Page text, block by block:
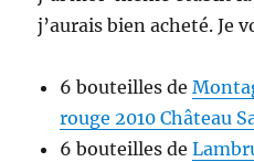
j’aurais bien acheté. Je
6 bouteilles de
rouge 2010 Château
6 bouteilles de